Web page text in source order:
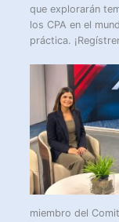
que explorarán
los CPA en el
práctica.
miembro del